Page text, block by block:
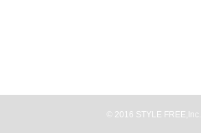
2016 STYLE FREE,Inc.